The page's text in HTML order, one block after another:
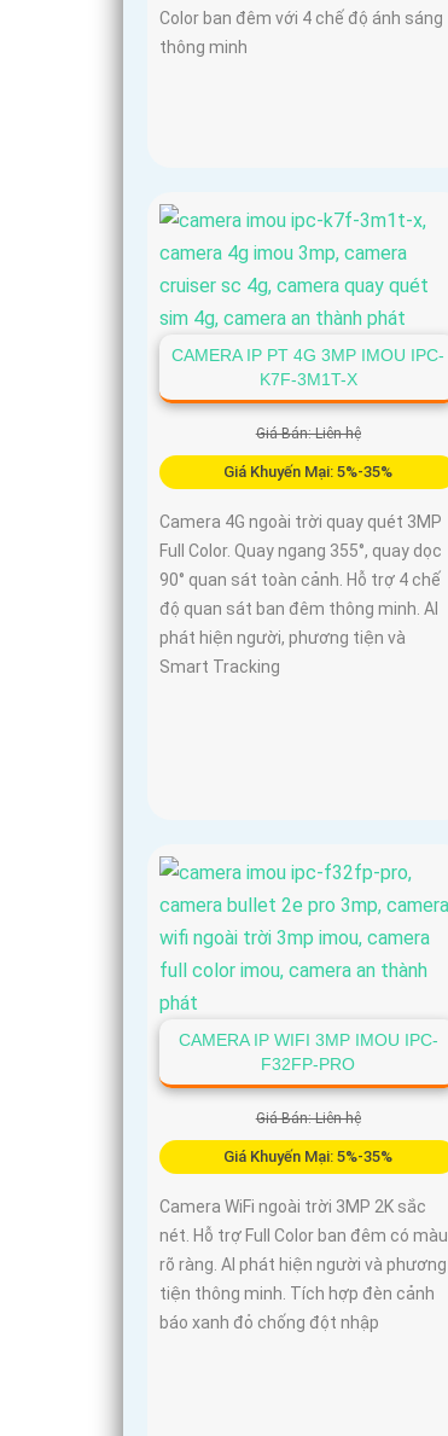
Color ban đêm với 4 chế độ ánh sáng
thông minh
CAMERA IP PT 4G 3MP IMOU IPC-
K7F-3M1T-X
Giá Bán: Liên hệ
Giá Khuyến Mại: 5%-35%
Camera 4G ngoài trời quay quét 3MP
Full Color. Quay ngang 355°, quay dọc
90° quan sát toàn cảnh. Hỗ trợ 4 chế
độ quan sát ban đêm thông minh. AI
phát hiện người, phương tiện và
Smart Tracking
CAMERA IP WIFI 3MP IMOU IPC-
F32FP-PRO
Giá Bán: Liên hệ
Giá Khuyến Mại: 5%-35%
Camera WiFi ngoài trời 3MP 2K sắc
nét. Hỗ trợ Full Color ban đêm có màu
rõ ràng. AI phát hiện người và phương
tiện thông minh. Tích hợp đèn cảnh
báo xanh đỏ chống đột nhập